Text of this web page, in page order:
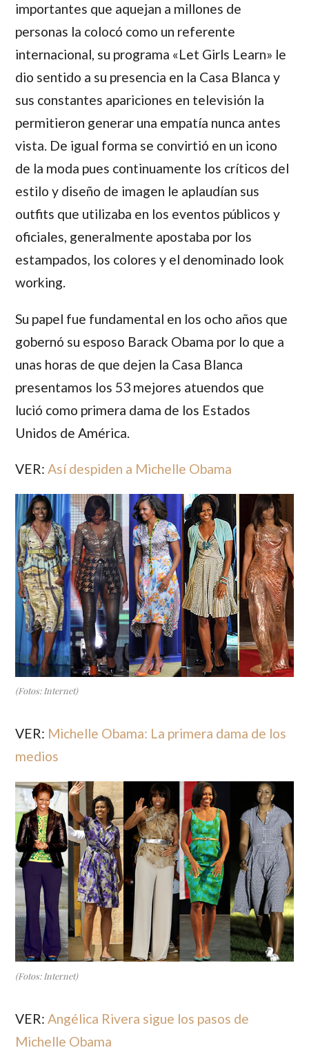
importantes que aquejan a millones de
personas la colocó como un referente
internacional, su programa «Let Girls Learn» le
dio sentido a su presencia en la Casa Blanca y
sus constantes apariciones en televisión la
permitieron generar una empatía nunca antes
vista. De igual forma se convirtió en un icono
de la moda pues continuamente los críticos del
estilo y diseño de imagen le aplaudían sus
outfits que utilizaba en los eventos públicos y
oficiales, generalmente apostaba por los
estampados, los colores y el denominado look
working.
Su papel fue fundamental en los ocho años que
gobernó su esposo Barack Obama por lo que a
unas horas de que dejen la Casa Blanca
presentamos los 53 mejores atuendos que
lució como primera dama de los Estados
Unidos de América.
VER:Así despiden a Michelle Obama
(Fotos: Internet)
VER: Michelle Obama: La primera dama de los
medios
(Fotos: Internet)
VER:Angélica Rivera sigue los pasos de
Michelle Obama